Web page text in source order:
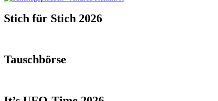
Stich für Stich 2026
Tauschbörse